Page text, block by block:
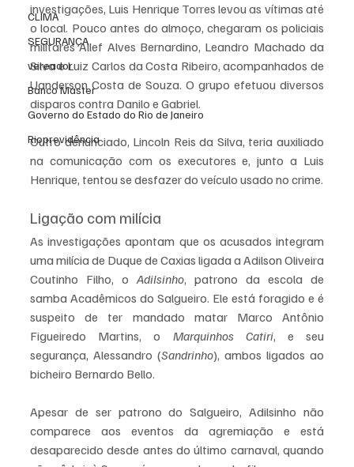
CLIMA
SEGURANÇA
vereador
Banco Master
Governo do Estado do Rio de Janeiro
Rioprevidência
investigações, Luis Henrique Torres levou as vítimas até
o local. Pouco antes do almoço, chegaram os policiais
militares Allef Alves Bernardino, Leandro Machado da
Silva e Luiz Carlos da Costa Ribeiro, acompanhados de
Uanderson Costa de Souza. O grupo efetuou diversos
disparos contra Danilo e Gabriel.
Outro denunciado, Lincoln Reis da Silva, teria auxiliado
na comunicação com os executores e, junto a Luis
Henrique, tentou se desfazer do veículo usado no crime.
Ligação com milícia
As investigações apontam que os acusados integram
uma milícia de Duque de Caxias ligada a Adilson Oliveira
Coutinho Filho, o Adilsinho, patrono da escola de
samba Acadêmicos do Salgueiro. Ele está foragido e é
suspeito de ter mandado matar Marco Antônio
Figueiredo Martins, o Marquinhos Catiri, e seu
segurança, Alessandro (Sandrinho), ambos ligados ao
bicheiro Bernardo Bello.
Apesar de ser patrono do Salgueiro, Adilsinho não
comparece aos eventos da agremiação e está
desaparecido desde antes do último carnaval, quando